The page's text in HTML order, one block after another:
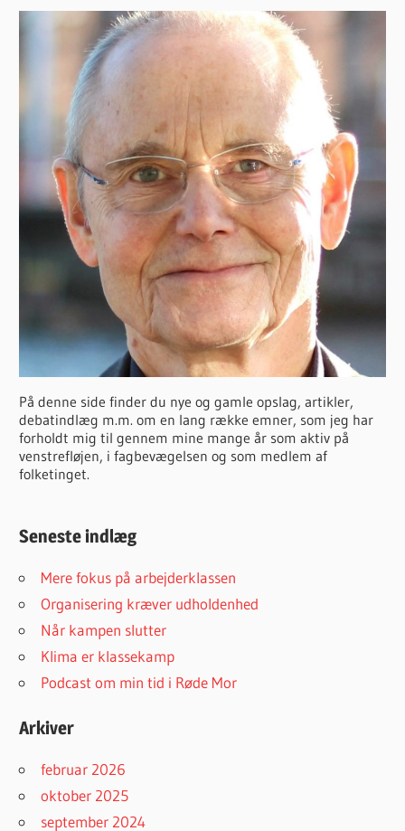
På denne side finder du nye og gamle opslag, artikler,
debatindlæg m.m. om en lang række emner, som jeg har
forholdt mig til gennem mine mange år som aktiv på
venstrefløjen, i fagbevægelsen og som medlem af
folketinget.
Seneste indlæg
Mere fokus på arbejderklassen
Organisering kræver udholdenhed
Når kampen slutter
Klima er klassekamp
Podcast om min tid i Røde Mor
Arkiver
februar 2026
oktober 2025
september 2024